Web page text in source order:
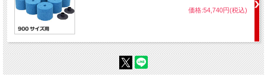
価格:54,740円(税込)